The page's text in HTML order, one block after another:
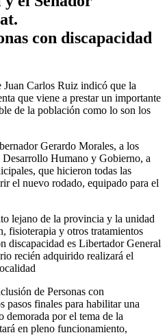
Carlos Ruiz indicó que la
que viene a prestar un importante
de la población como lo son los
Gerardo Morales, a los
Desarrollo Humano y Gobierno, a
que hicieron todas las
el nuevo rodado, equipado para el
lejano de la provincia y la unidad
fisioterapia y otros tratamientos
discapacidad es Libertador General
recién adquirido realizará el
de Personas con
pasos finales para habilitar una
demorada por el tema de la
en pleno funcionamiento,